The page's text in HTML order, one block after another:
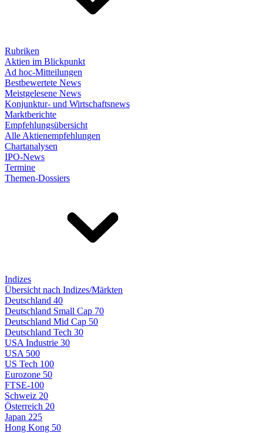
Rubriken
Aktien im Blickpunkt
Ad hoc-Mitteilungen
Bestbewertete News
Meistgelesene News
Konjunktur- und Wirtschaftsnews
Marktberichte
Empfehlungsübersicht
Alle Aktienempfehlungen
Chartanalysen
IPO-News
Termine
Themen-Dossiers
Indizes
Übersicht nach Indizes/Märkten
Deutschland 40
Deutschland Small Cap 70
Deutschland Mid Cap 50
Deutschland Tech 30
USA Industrie 30
USA 500
US Tech 100
Eurozone 50
FTSE-100
Schweiz 20
Österreich 20
Japan 225
Hong Kong 50